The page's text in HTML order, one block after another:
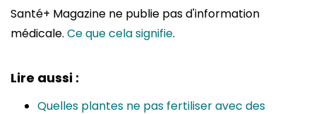
Santé+ Magazine ne publie pas d'information
médicale. Ce que cela signifie.
Lire aussi :
Quelles plantes ne pas fertiliser avec des